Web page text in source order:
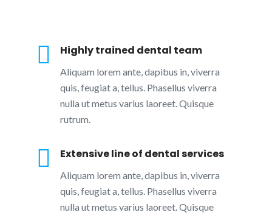
Highly trained dental team
Aliquam lorem ante, dapibus in, viverra
quis, feugiat a, tellus. Phasellus viverra
nulla ut metus varius laoreet. Quisque
rutrum.
Extensive line of dental services
Aliquam lorem ante, dapibus in, viverra
quis, feugiat a, tellus. Phasellus viverra
nulla ut metus varius laoreet. Quisque